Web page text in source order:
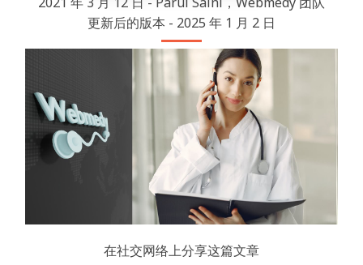
更新后的版本 - 2025 年 1 月 2 日
在社交网络上分享这篇文章